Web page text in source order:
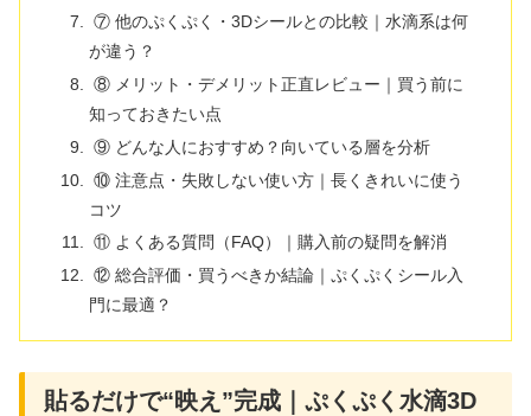
⑦ 他のぷくぷく・3Dシールとの比較｜水滴系は何
が違う？
⑧ メリット・デメリット正直レビュー｜買う前に
知っておきたい点
⑨ どんな人におすすめ？向いている層を分析
⑩ 注意点・失敗しない使い方｜長くきれいに使う
コツ
⑪ よくある質問（FAQ）｜購入前の疑問を解消
⑫ 総合評価・買うべきか結論｜ぷくぷくシール入
門に最適？
貼るだけで“映え”完成｜ぷくぷく水滴3D